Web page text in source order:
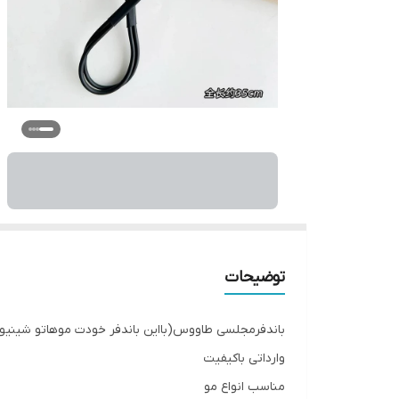
توضیحات
باندفرمجلسی طاووس(بااین باندفر خودت موهاتو
وارداتی باکیفیت
مناسب انواع مو